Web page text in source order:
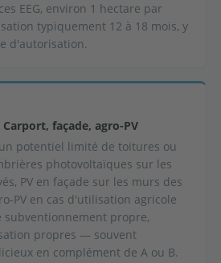
EEG, environ 1 hectare par
typiquement 12 à 18 mois, y
d'autorisation.
façade, agro-PV
potentiel limité de toitures ou
photovoltaïques sur les
PV en façade sur les murs des
PV en cas d'utilisation agricole
subventionnement propre,
propres — souvent
en complément de A ou B.